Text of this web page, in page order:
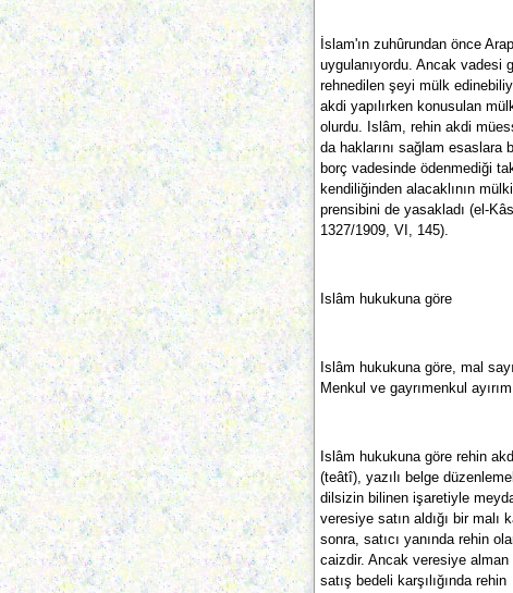
İslam'ın zuhûrundan önce
uygulanıyordu. Ancak vadesi
rehnedilen şeyi mülk
akdi yapılırken konusulan
olurdu. Islâm, rehin akdi
da haklarını sağlam esaslara
borç vadesinde ödenmediği
kendiliğinden alacaklının
prensibini de yasakladı (el-
1327/1909, VI, 145).
Islâm hukukuna göre
Islâm hukukuna göre, mal
Menkul ve gayrımenkul
Islâm hukukuna göre rehin
(teâtî), yazılı belge
dilsizin bilinen işaretiyle
veresiye satın aldığı bir malı
sonra, satıcı yanında rehin
caizdir. Ancak veresiye
satış bedeli karşılığında rehin